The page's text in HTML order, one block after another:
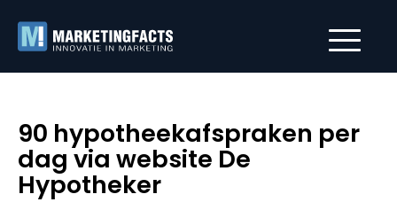
90 hypotheekafspraken per
dag via website De
Hypotheker